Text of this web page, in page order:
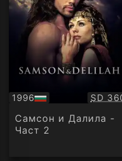
1996
БГ
аудио
SD
Самсон и Далила -
Част 2